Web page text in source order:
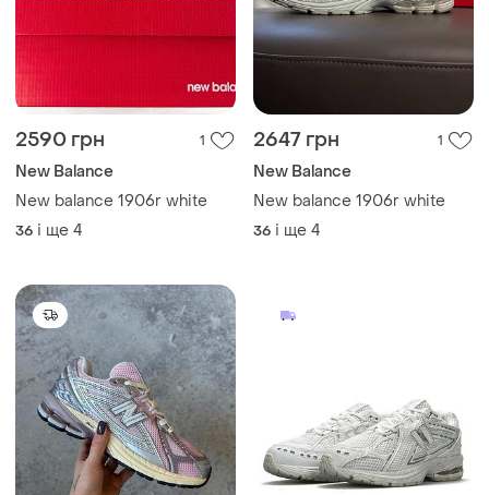
2590 грн 1
New Balance
New balance 1906r white
36 і ще 4
2647 грн 1
New Balance
New balance 1906r white
36 і ще 4